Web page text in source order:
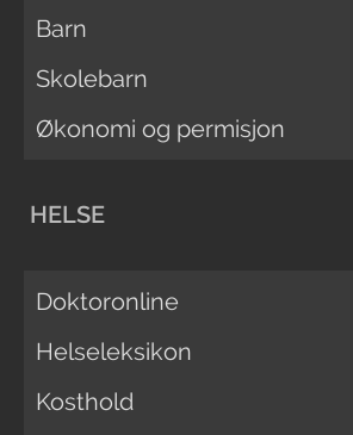
Barn
Skolebarn
Økonomi og permisjon
HELSE
Doktoronline
Helseleksikon
Kosthold